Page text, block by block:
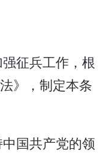
征兵工作，根
》，制定本条
国共产党的领